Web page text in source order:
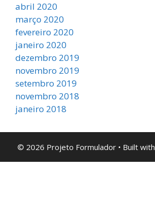
abril 2020
março 2020
fevereiro 2020
janeiro 2020
dezembro 2019
novembro 2019
setembro 2019
novembro 2018
janeiro 2018
© 2026 Projeto Formulador • Built with